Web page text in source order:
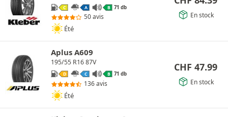
C A B 71 db
50 avis
Été
En stock
Aplus A609
195/55 R16 87V
D C B 71 db
136 avis
Été
CHF 47.99
En stock